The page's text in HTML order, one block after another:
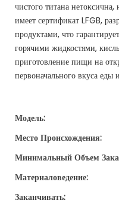
чистого титана
имеет сертификат LFGB,
продуктами, что
горячими жидкостями,
приготовление пищи на
первоначального вкуса еды
Модель:
Место Происхождения:
Минимальный Объем
Материаловедение:
Заканчивать: